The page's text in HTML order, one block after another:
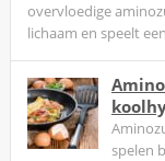
overvloedige
lichaam en speelt
spelen